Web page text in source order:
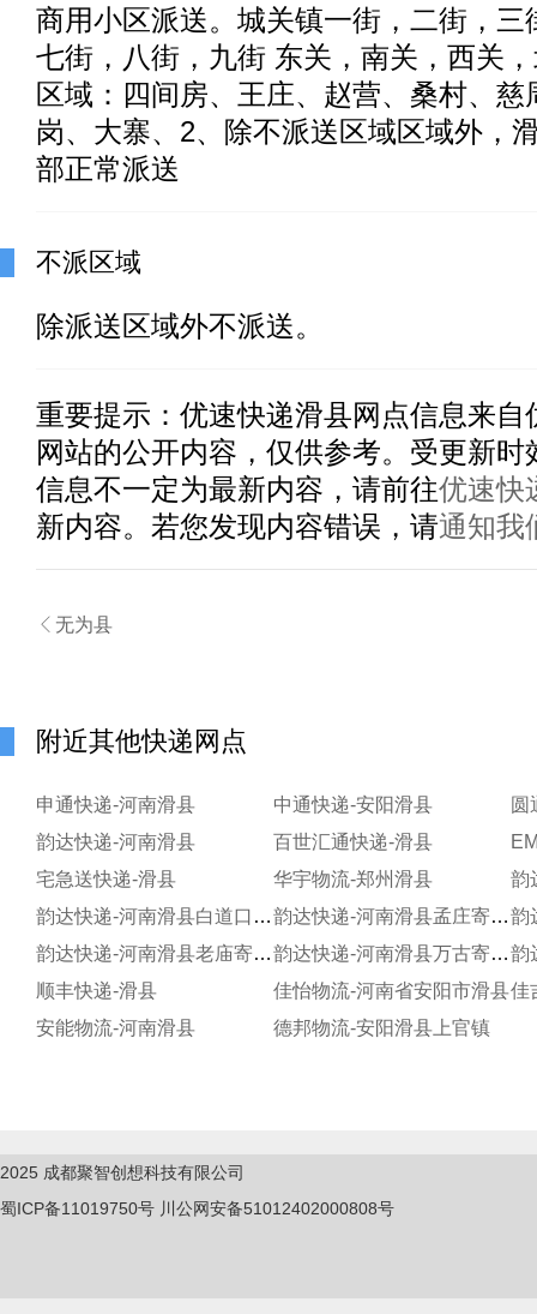
商用小区派送。城关镇一街，二街，三
七街，八街，九街 东关，南关，西关
区域：四间房、王庄、赵营、桑村、慈
岗、大寨、2、除不派送区域区域外，
部正常派送
不派区域
除派送区域外不派送。
重要提示： 优速快递滑县网点信息来
网站的公开内容，仅供参考。受更新
信息不一定为最新内容，请前往优速快
新内容。若您发现内容错误，请通知我
 无为县
附近其他快递网点
申通快递-河南滑县 中通快递-安阳滑县
圆
韵达快递-河南滑县
百世汇通快递-滑县
宅急送快递-滑县
华宇物流-郑州滑县
韵达快递-河南滑县白道口寄存点
韵达快递-河南滑县孟庄寄存点
韵达快递-河南滑县老庙寄存分部
韵达快递-河南滑县万古寄存分部
顺丰快递-滑县
佳怡物流-河南省安阳市滑县佳
安能物流-河南滑县
德邦物流-安阳滑县上官镇
2025 成都聚智创想科技有限公司
蜀ICP备11019750号 川公网安备51012402000808号